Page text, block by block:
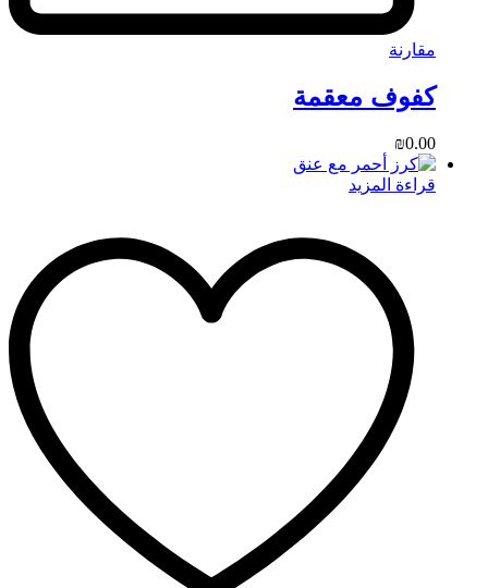
مقارنة
كفوف معقمة
₪0.00
قراءة المزيد